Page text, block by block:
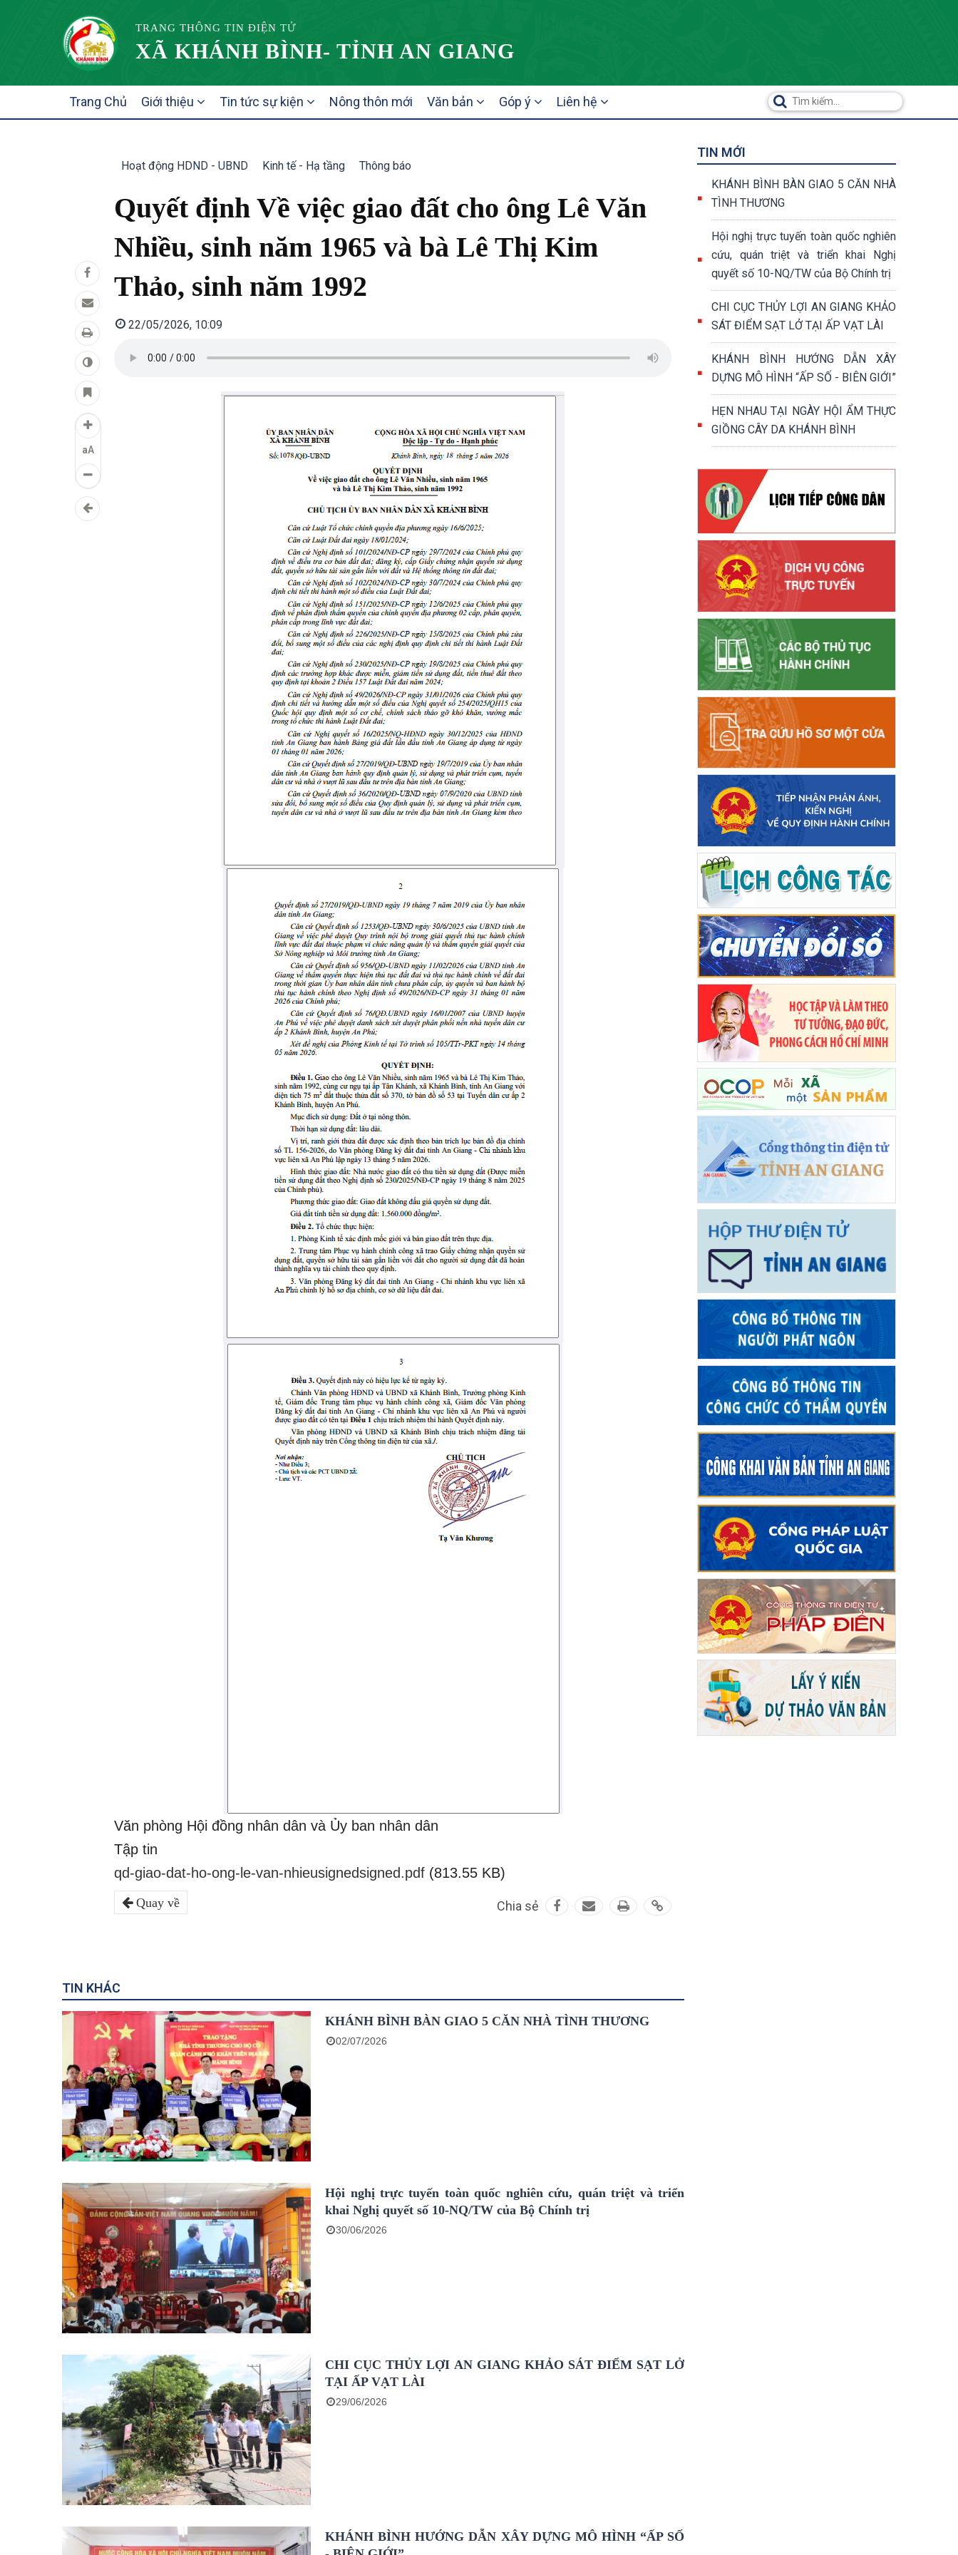
TRANG THÔNG TIN ĐIỆN TỬ
XÃ KHÁNH BÌNH- TỈNH AN GIANG
NAVIGATION
Trang Chủ Giới thiệu Tin tức sự kiện Nông thôn mới Văn bản Góp ý Liên hệ
aA
Hoạt động HDND - UBND Kinh tế - Hạ tầng Thông báo
Quyết định Về việc giao đất cho ông Lê Văn
Nhiều, sinh năm 1965 và bà Lê Thị Kim
Thảo, sinh năm 1992
22/05/2026, 10:09
Văn phòng Hội đồng nhân dân và Ủy ban nhân dân
Tập tin
qd-giao-dat-ho-ong-le-van-nhieusignedsigned.pdf (813.55 KB)
Quay về Chia sẻ
TIN KHÁC
KHÁNH BÌNH BÀN GIAO 5 CĂN NHÀ TÌNH THƯƠNG
02/07/2026
Hội nghị trực tuyến toàn quốc nghiên cứu, quán triệt và triển
khai Nghị quyết số 10-NQ/TW của Bộ Chính trị
30/06/2026
CHI CỤC THỦY LỢI AN GIANG KHẢO SÁT ĐIỂM SẠT LỞ
TẠI ẤP VẠT LÀI
29/06/2026
KHÁNH BÌNH HƯỚNG DẪN XÂY DỰNG MÔ HÌNH “ẤP SỐ
TIN MỚI
KHÁNH BÌNH BÀN GIAO 5 CĂN NHÀ
TÌNH THƯƠNG
Hội nghị trực tuyến toàn quốc nghiên
cứu, quán triệt và triển khai Nghị
quyết số 10-NQ/TW của Bộ Chính trị
CHI CỤC THỦY LỢI AN GIANG KHẢO
SÁT ĐIỂM SẠT LỞ TẠI ẤP VẠT LÀI
KHÁNH BÌNH HƯỚNG DẪN XÂY
DỰNG MÔ HÌNH “ẤP SỐ - BIÊN GIỚI”
HẸN NHAU TẠI NGÀY HỘI ẨM THỰC
GIỒNG CÂY DA KHÁNH BÌNH